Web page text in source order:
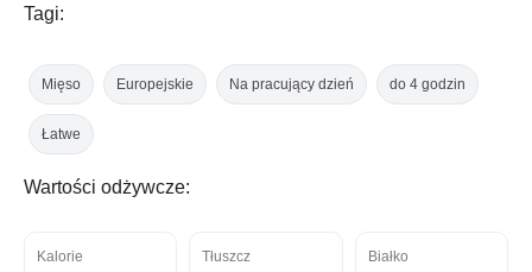
Tagi:
Mięso Europejskie Na pracujący dzień do 4 godzin
Łatwe
Wartości odżywcze:
Kalorie Tłuszcz Białko